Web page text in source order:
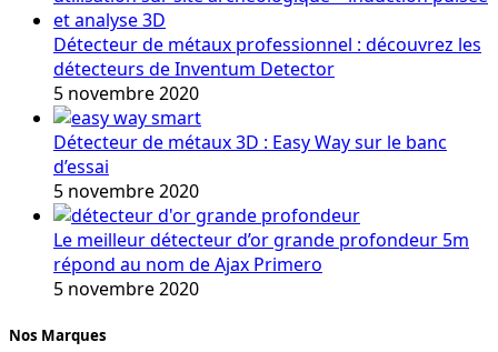
Détecteur de métaux professionnel : découvrez les
détecteurs de Inventum Detector
5 novembre 2020
Détecteur de métaux 3D : Easy Way sur le banc
d’essai
5 novembre 2020
Le meilleur détecteur d’or grande profondeur 5m
répond au nom de Ajax Primero
5 novembre 2020
Nos Marques